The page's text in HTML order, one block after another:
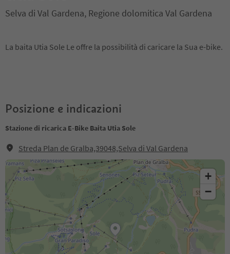
Selva di Val Gardena, Regione dolomitica Val Gardena
La baita Utia Sole Le offre la possibilità di caricare la Sua e-bike.
Posizione e indicazioni
Stazione di ricarica E-Bike Baita Utia Sole
Streda Plan de Gralba,39048,Selva di Val Gardena
+
−